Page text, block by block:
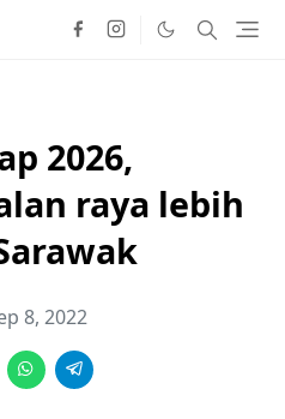
2026,
raya lebih
8, 2022